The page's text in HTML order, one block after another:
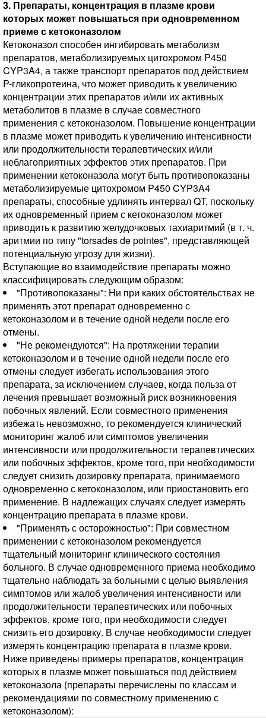
3. Препараты, концентрация в плазме крови
которых может повышаться при одновременном
приеме с кетоконазолом
Кетоконазол способен ингибировать метаболизм
препаратов, метаболизируемых цитохромом P450
CYP3A4, а также транспорт препаратов под действием
P-гликопротеина, что может приводить к увеличению
концентрации этих препаратов и/или их активных
метаболитов в плазме в случае совместного
применения с кетоконазолом. Повышение концентрации
в плазме может приводить к увеличению интенсивности
или продолжительности терапевтических и/или
неблагоприятных эффектов этих препаратов. При
применении кетоконазола могут быть противопоказаны
метаболизируемые цитохромом P450 CYP3A4
препараты, способные удлинять интервал QT, поскольку
их одновременный прием с кетоконазолом может
приводить к развитию желудочковых тахиаритмий (в т. ч.
аритмии по типу "torsades de pointes", представляющей
потенциальную угрозу для жизни).
Вступающие во взаимодействие препараты можно
классифицировать следующим образом:
"Противопоказаны": Ни при каких обстоятельствах не
применять этот препарат одновременно с
кетоконазолом и в течение одной недели после его
отмены.
"Не рекомендуются": На протяжении терапии
кетоконазолом и в течение одной недели после его
отмены следует избегать использования этого
препарата, за исключением случаев, когда польза от
лечения превышает возможный риск возникновения
побочных явлений. Если совместного применения
избежать невозможно, то рекомендуется клинический
мониторинг жалоб или симптомов увеличения
интенсивности или продолжительности терапевтических
или побочных эффектов, кроме того, при необходимости
следует снизить дозировку препарата, принимаемого
одновременно с кетоконазолом, или приостановить его
применение. В надлежащих случаях следует измерять
концентрацию препарата в плазме крови.
"Применять с осторожностью": При совместном
применении с кетоконазолом рекомендуется
тщательный мониторинг клинического состояния
больного. В случае одновременного приема необходимо
тщательно наблюдать за больными с целью выявления
симптомов или жалоб увеличения интенсивности или
продолжительности терапевтических или побочных
эффектов, кроме того, при необходимости следует
снизить его дозировку. В случае необходимости следует
измерять концентрацию препарата в плазме крови.
Ниже приведены примеры препаратов, концентрация
которых в плазме может повышаться под действием
кетоконазола (препараты перечислены по классам и
рекомендациями по совместному применению с
кетоконазолом):